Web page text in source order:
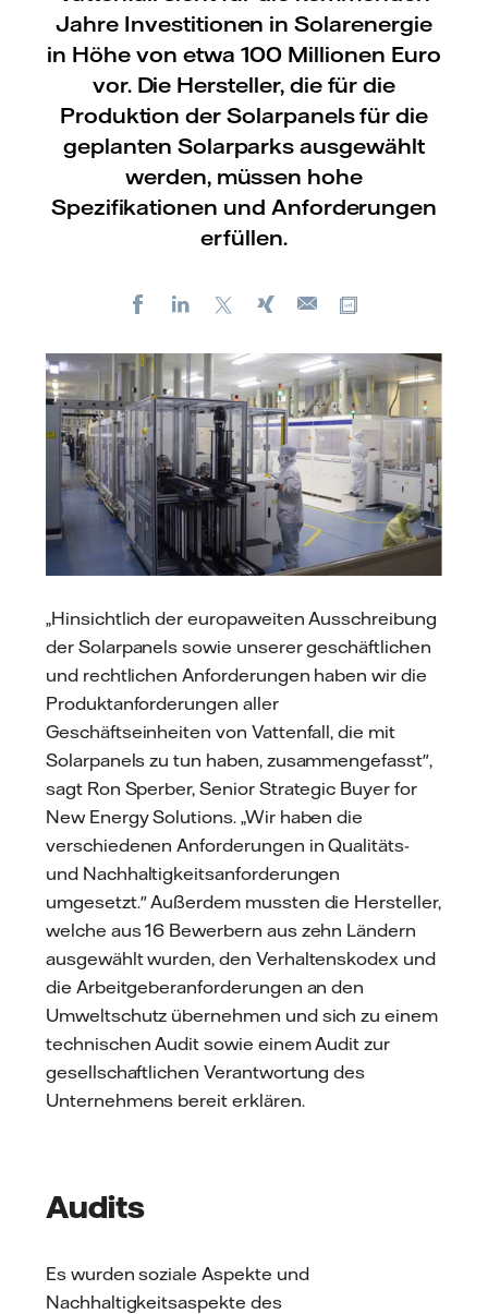
Jahre Investitionen in Solarenergie
in Höhe von etwa 100 Millionen Euro
vor. Die Hersteller, die für die
Produktion der Solarpanels für die
geplanten Solarparks ausgewählt
werden, müssen hohe
Spezifikationen und Anforderungen
erfüllen.
FacebookLinkedIn Xing
E-
„Hinsichtlich der europaweiten Ausschreibung
der Solarpanels sowie unserer geschäftlichen
und rechtlichen Anforderungen haben wir die
Produktanforderungen aller
Geschäftseinheiten von Vattenfall, die mit
Solarpanels zu tun haben, zusammengefasst",
sagt Ron Sperber, Senior Strategic Buyer for
New Energy Solutions. „Wir haben die
verschiedenen Anforderungen in Qualitäts-
und Nachhaltigkeitsanforderungen
umgesetzt." Außerdem mussten die Hersteller,
welche aus 16 Bewerbern aus zehn Ländern
ausgewählt wurden, den Verhaltenskodex und
die Arbeitgeberanforderungen an den
Umweltschutz übernehmen und sich zu einem
technischen Audit sowie einem Audit zur
gesellschaftlichen Verantwortung des
Unternehmens bereit erklären.
Audits
Es wurden soziale Aspekte und
Nachhaltigkeitsaspekte des